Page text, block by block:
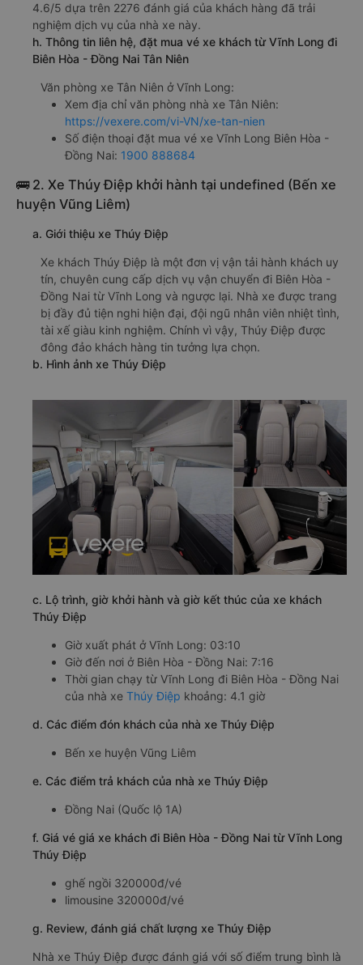
4.6/5 dựa trên 2276 đánh giá của khách hàng đã trải
nghiệm dịch vụ của nhà xe này.
h. Thông tin liên hệ, đặt mua vé xe khách từ Vĩnh Long đi
Biên Hòa - Đồng Nai Tân Niên
Văn phòng xe Tân Niên ở Vĩnh Long:
Xem địa chỉ văn phòng nhà xe Tân Niên:
https://vexere.com/vi-VN/xe-tan-nien
Số điện thoại đặt mua vé xe Vĩnh Long Biên Hòa -
Đồng Nai: 1900 888684
🚌 2. Xe Thúy Điệp khởi hành tại undefined (Bến xe
huyện Vũng Liêm)
a. Giới thiệu xe Thúy Điệp
Xe khách Thúy Điệp là một đơn vị vận tải hành khách uy
tín, chuyên cung cấp dịch vụ vận chuyển đi Biên Hòa -
Đồng Nai từ Vĩnh Long và ngược lại. Nhà xe được trang
bị đầy đủ tiện nghi hiện đại, đội ngũ nhân viên nhiệt tình,
tài xế giàu kinh nghiệm. Chính vì vậy, Thúy Điệp được
đông đảo khách hàng tin tưởng lựa chọn.
b. Hình ảnh xe Thúy Điệp
c. Lộ trình, giờ khởi hành và giờ kết thúc của xe khách
Thúy Điệp
Giờ xuất phát ở Vĩnh Long: 03:10
Giờ đến nơi ở Biên Hòa - Đồng Nai: 7:16
Thời gian chạy từ Vĩnh Long đi Biên Hòa - Đồng Nai
của nhà xe Thúy Điệp khoảng: 4.1 giờ
d. Các điểm đón khách của nhà xe Thúy Điệp
Bến xe huyện Vũng Liêm
e. Các điểm trả khách của nhà xe Thúy Điệp
Đồng Nai (Quốc lộ 1A)
f. Giá vé giá xe khách đi Biên Hòa - Đồng Nai từ Vĩnh Long
Thúy Điệp
ghế ngồi 320000đ/vé
limousine 320000đ/vé
g. Review, đánh giá chất lượng xe Thúy Điệp
Nhà xe Thúy Điệp được đánh giá với số điểm trung bình là